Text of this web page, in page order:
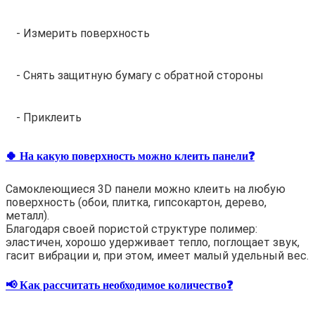
- Измерить поверхность
- Снять защитную бумагу с обратной стороны
- Приклеить
🍀 На какую поверхность можно клеить панели❓
Самоклеющиеся 3D панели можно клеить на любую
поверхность (обои, плитка, гипсокартон, дерево,
металл).
Благодаря своей пористой структуре полимер:
эластичен, хорошо удерживает тепло, поглощает звук,
гасит вибрации и, при этом, имеет малый удельный вес.
📢 Как рассчитать необходимое количество❓